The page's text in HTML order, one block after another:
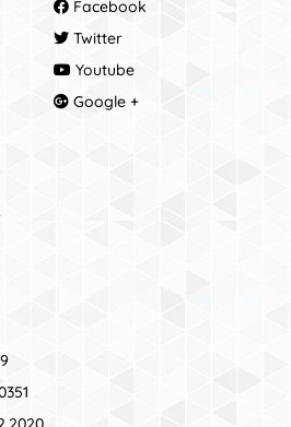
Facebook
Twitter
Youtube
Google +